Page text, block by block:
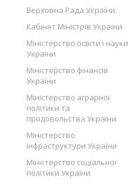
Верховна Рада України:
Кабінет Міністрів України
Міністерство освіти і науки
України
Міністерство фінансів
України
Міністерство аграрної
політики та
продовольства України
Міністерство
інфраструктури України
Міністерство соціальної
політики України